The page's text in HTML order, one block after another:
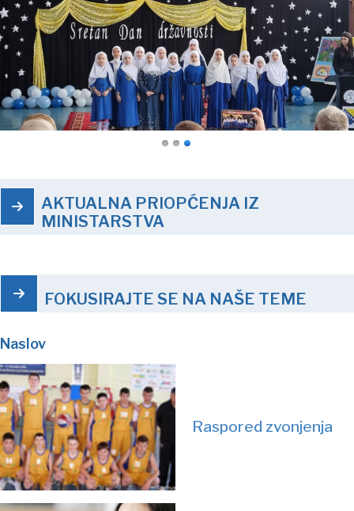
AKTUALNA PRIOPĆENJA IZ
MINISTARSTVA
FOKUSIRAJTE SE NA NAŠE TEME
Naslov
Raspored zvonjenja